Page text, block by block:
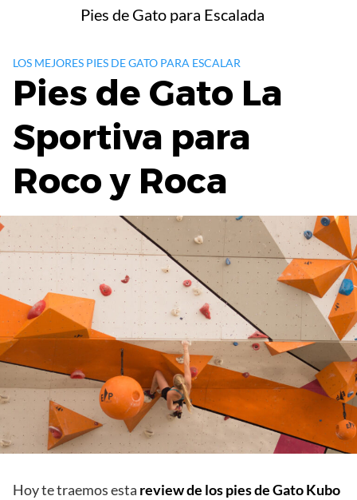
Pies de Gato para Escalada
LOS MEJORES PIES DE GATO PARA ESCALAR
Pies de Gato La
Sportiva para
Roco y Roca
Hoy te traemos esta review de los pies de Gato Kubo